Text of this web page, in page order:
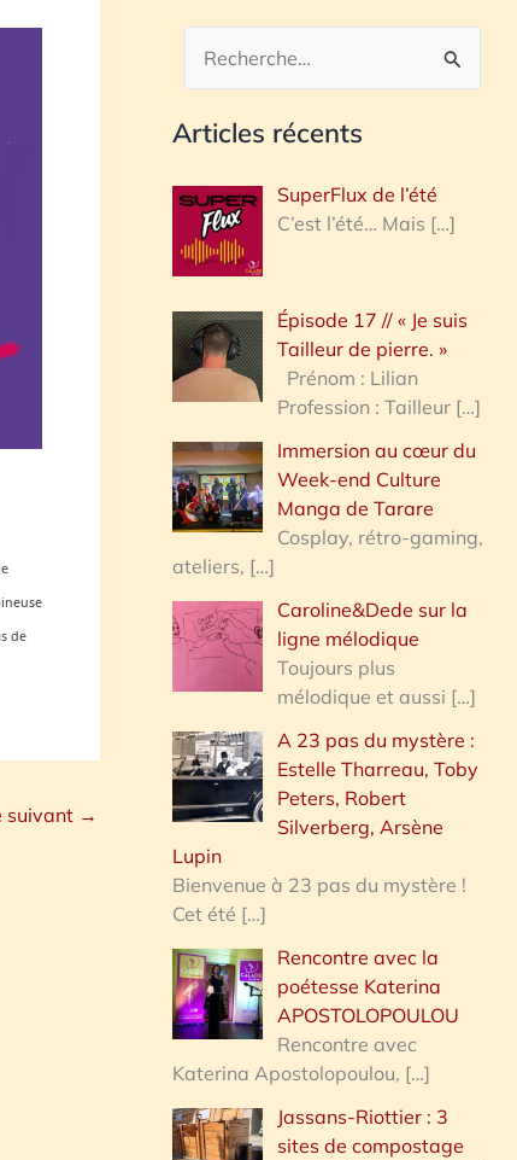
de
suivant →
c
h
r
h
e
:
Articles récents
SuperFlux de l’été
C’est l’été… Mais […]
Épisode 17 // « Je suis
Tailleur de pierre. »
Prénom : Lilian
Profession : Tailleur […]
Immersion au cœur du
Week-end Culture
Manga de Tarare
Cosplay, rétro-gaming,
ateliers, […]
Caroline&Dede sur la
ligne mélodique
Toujours plus
mélodique et aussi […]
A 23 pas du mystère :
Estelle Tharreau, Toby
Peters, Robert
Silverberg, Arsène
Lupin
Bienvenue à 23 pas du mystère !
Cet été […]
Rencontre avec la
poétesse Katerina
APOSTOLOPOULOU
Rencontre avec
Katerina Apostolopoulou, […]
Jassans-Riottier : 3
sites de compostage